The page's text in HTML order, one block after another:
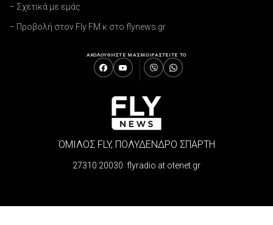
– Σχετικά με εμάς
– Προβολή στον Fly FM κ στο flynews.gr
ΑΚΟΛΟΥΘΗΣΤΕ ΜΑΣΜΟΙΡΑΣΤΕΙΤΕ ΤΟ
ΌΜΙΛΟΣ FLY, ΠΟΛΥΔΕΝΔΡΟ ΣΠΑΡΤΗ
27310 20030 flyradio at otenet.gr